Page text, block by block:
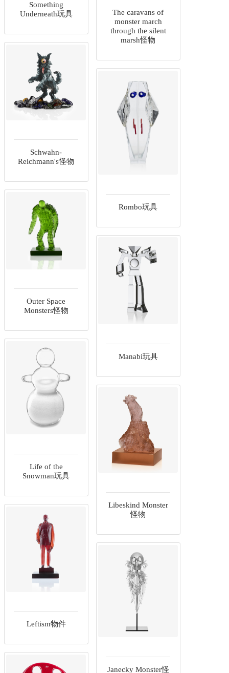
The caravans of
monster march
through the silent
marsh怪物
Something
Underneath玩具
Schwahn-
Reichmann's怪物
Rombo玩具
Outer Space
Monsters怪物
Manabi玩具
Life of the
Snowman玩具
Libeskind Monster
怪物
Leftism物件
Janecky Monster怪